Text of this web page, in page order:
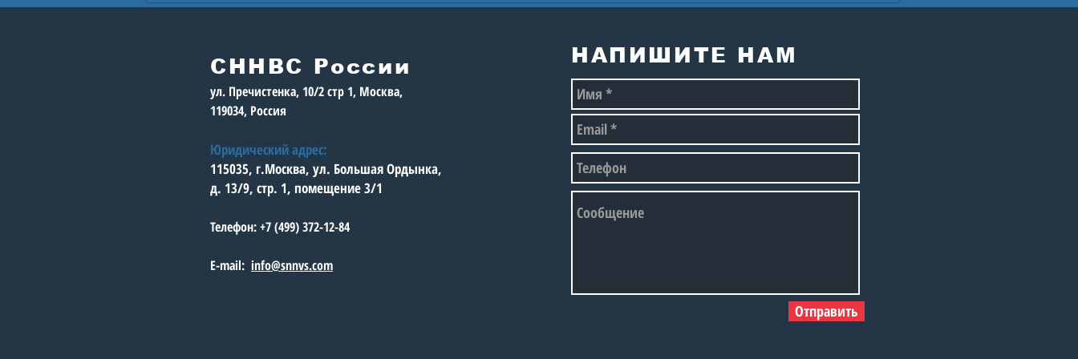
ГЕРОЕВ»: круглый
ВЕЛОЗАЕЗД «ЮНЫЕ
Президента СННВС
75-летним юбилеем!
СННВС России
ул. Пречистенка, 10/2 стр 1, Москва,
119034, Россия
Юридический адрес:
115035, г.Москва, ул. Большая Ордынка,
д. 13/9, стр. 1, помещение 3/1
Телефон: +7 (499) 372-12-84
E-mail: info@snnvs.com
НАПИШИТЕ НАМ
Отправить